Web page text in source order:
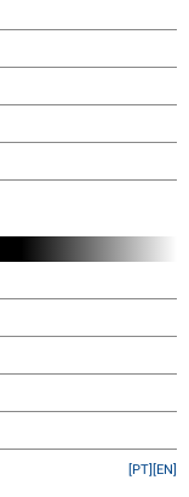
[EN]
[PT]